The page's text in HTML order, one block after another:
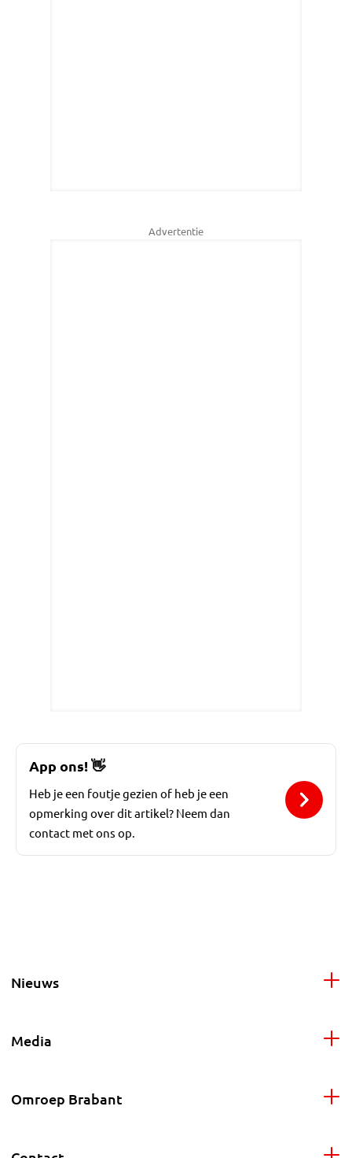
Advertentie
App ons!👋
Heb je een foutje gezien of heb je een
opmerking over dit artikel? Neem dan
contact met ons op.
Nieuws
Media
Omroep Brabant